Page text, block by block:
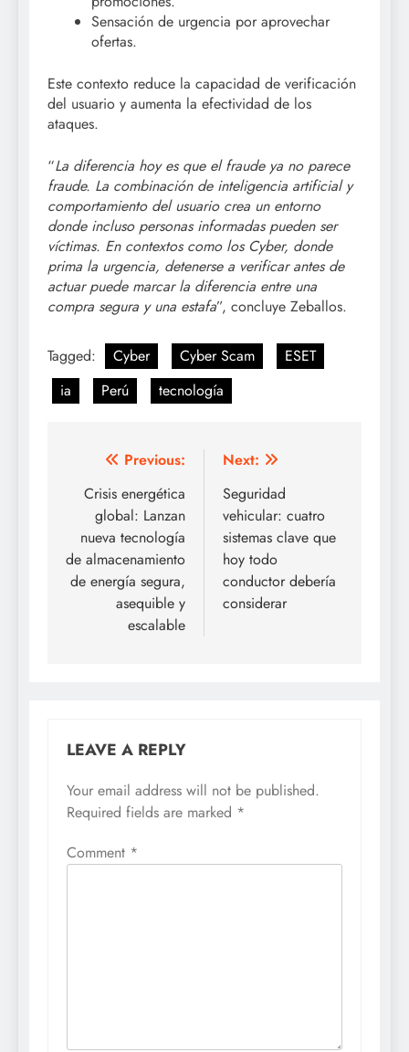
Sensación de urgencia por aprovechar
ofertas.
Este contexto reduce la capacidad de verificación
del usuario y aumenta la efectividad de los
ataques.
“La diferencia hoy es que el fraude ya no parece
fraude. La combinación de inteligencia artificial y
comportamiento del usuario crea un entorno
donde incluso personas informadas pueden ser
víctimas. En contextos como los Cyber, donde
prima la urgencia, detenerse a verificar antes de
actuar puede marcar la diferencia entre una
compra segura y una estafa”, concluye Zeballos.
Tagged: Cyber Cyber Scam
ESET
ia
Perú tecnología
Post
navigation
Previous:
Crisis energética
global: Lanzan
nueva tecnología
de almacenamiento
de energía segura,
asequible y
escalable
Next:
Seguridad
vehicular: cuatro
sistemas clave que
hoy todo
conductor debería
considerar
LEAVE A REPLY
Your email address will not be published.
Required fields are marked *
Comment *